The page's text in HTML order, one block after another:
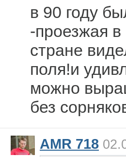
в 90 году
-проезжая в
стране
поля!и
можно
без
AMR 718